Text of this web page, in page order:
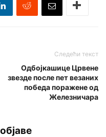
Следећи текст
Одбојкашице Црвене
звезде после пет везаних
победа поражене од
Железничара